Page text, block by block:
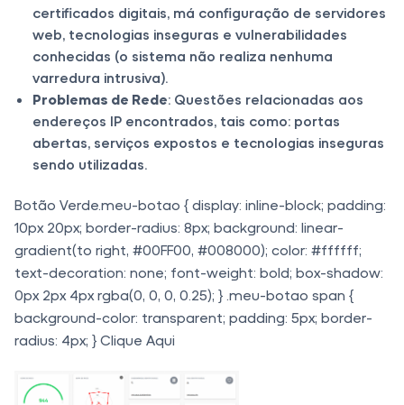
certificados digitais, má configuração de servidores
web, tecnologias inseguras e vulnerabilidades
conhecidas (o sistema não realiza nenhuma
varredura intrusiva).
Problemas de Rede: Questões relacionadas aos
endereços IP encontrados, tais como: portas
abertas, serviços expostos e tecnologias inseguras
sendo utilizadas.
Botão Verde.meu-botao { display: inline-block; padding:
10px 20px; border-radius: 8px; background: linear-
gradient(to right, #00FF00, #008000); color: #ffffff;
text-decoration: none; font-weight: bold; box-shadow:
0px 2px 4px rgba(0, 0, 0, 0.25); } .meu-botao span {
background-color: transparent; padding: 5px; border-
radius: 4px; } Clique Aqui